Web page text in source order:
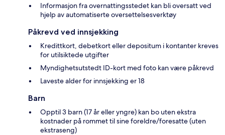
Informasjon fra overnattingsstedet kan bli oversatt ved
hjelp av automatiserte oversettelsesverktøy
Påkrevd ved innsjekking
Kredittkort, debetkort eller depositum i kontanter kreves
for utilsiktede utgifter
Myndighetsutstedt ID-kort med foto kan være påkrevd
Laveste alder for innsjekking er 18
Barn
Opptil 3 barn (17 år eller yngre) kan bo uten ekstra
kostnader på rommet til sine foreldre/foresatte (uten
ekstraseng)